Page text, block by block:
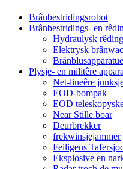
Brânbestridingsrobot
Brânbestridings- en
Hydraulysk
Elektrysk
Plysje- en militêre
Net-lineêre
EOD-bompak
EOD
Near Stille boar
Deurbrekker
frekwinsjejammer
Feiligens
Eksplosive en